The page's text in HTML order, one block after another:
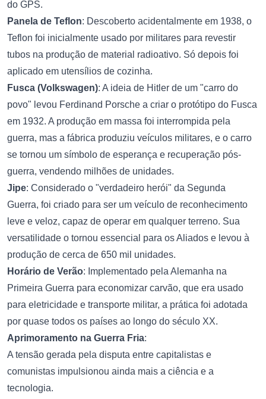
do GPS.
Panela de Teflon: Descoberto acidentalmente em 1938, o
Teflon foi inicialmente usado por militares para revestir
tubos na produção de material radioativo. Só depois foi
aplicado em utensílios de cozinha.
Fusca (Volkswagen): A ideia de Hitler de um "carro do
povo" levou Ferdinand Porsche a criar o protótipo do Fusca
em 1932. A produção em massa foi interrompida pela
guerra, mas a fábrica produziu veículos militares, e o carro
se tornou um símbolo de esperança e recuperação pós-
guerra, vendendo milhões de unidades.
Jipe: Considerado o "verdadeiro herói" da Segunda
Guerra, foi criado para ser um veículo de reconhecimento
leve e veloz, capaz de operar em qualquer terreno. Sua
versatilidade o tornou essencial para os Aliados e levou à
produção de cerca de 650 mil unidades.
Horário de Verão: Implementado pela Alemanha na
Primeira Guerra para economizar carvão, que era usado
para eletricidade e transporte militar, a prática foi adotada
por quase todos os países ao longo do século XX.
Aprimoramento na Guerra Fria:
A tensão gerada pela disputa entre capitalistas e
comunistas impulsionou ainda mais a ciência e a
tecnologia.